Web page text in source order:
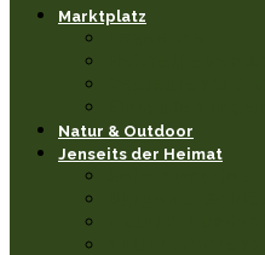
Marktplatz
Natur & Outdoor
Jenseits der Heimat